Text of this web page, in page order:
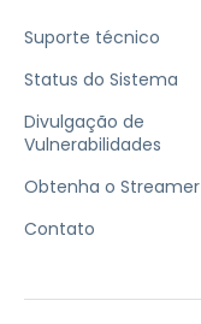
Suporte técnico
Status do Sistema
Divulgação de
Vulnerabilidades
Obtenha o Streamer
Contato